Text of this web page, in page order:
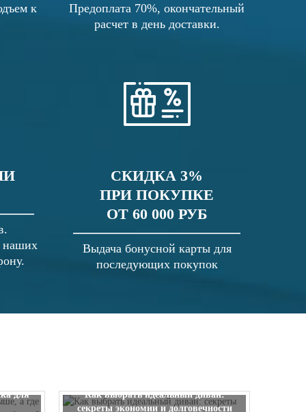
к
Предоплата 70%, окончательный
расчет в день доставки.
наших
СКИДКА 3%
ПРИ ПОКУПКЕ
ОТ 60 000 РУБ
Выдача бонусной карты для
последующих покупок
для
Как выбрать идеальный диван:
секреты экономии и долговечности